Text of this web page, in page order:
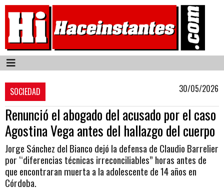
SOCIEDAD 30/05/2026
Renunció el abogado del acusado por el caso
Agostina Vega antes del hallazgo del cuerpo
Jorge Sánchez del Bianco dejó la defensa de Claudio Barrelier
por “diferencias técnicas irreconciliables” horas antes de
que encontraran muerta a la adolescente de 14 años en
Córdoba.